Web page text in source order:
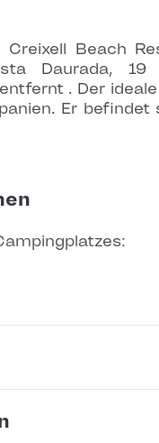
Beach
Daurada, 19
. Der
Er befindet